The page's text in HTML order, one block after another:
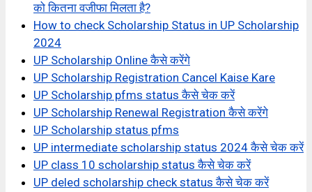
को कितना वजीफा मिलता है?
How to check Scholarship Status in UP Scholarship
2024
UP Scholarship Online कैसे करेंगे
UP Scholarship Registration Cancel Kaise Kare
UP Scholarship pfms status कैसे चेक करें
UP Scholarship Renewal Registration कैसे करेंगे
UP Scholarship status pfms
UP intermediate scholarship status 2024 कैसे चेक करें
UP class 10 scholarship status कैसे चेक करें
UP deled scholarship check status कैसे चेक करें